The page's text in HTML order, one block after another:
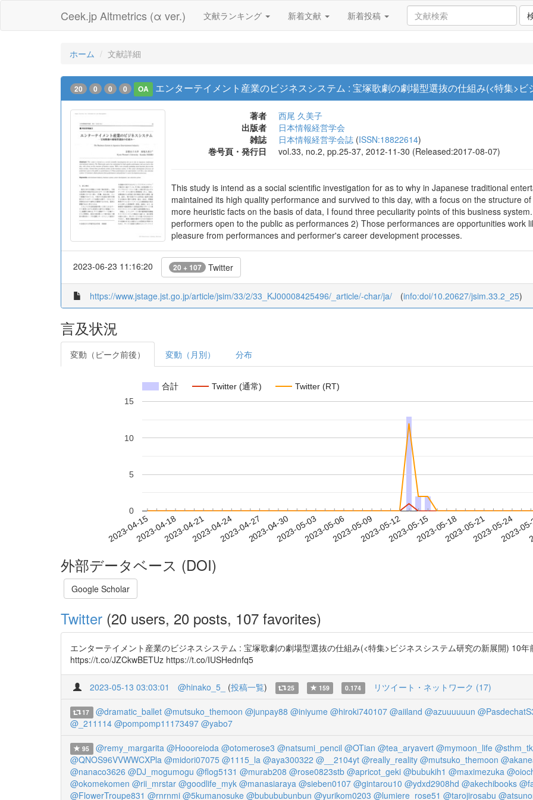
Ceek.jp Altmetrics (α ver.) 文献ランキング 新着文献 新着投稿
ホーム 文献詳細
20 0 0 0 OA エンターテイメント産業のビジネスシステム : 宝塚歌劇の劇場型選抜の仕組み(<特集>
著者
西尾 久美子
出版者
日本情報経営学会
雑誌
日本情報経営学会誌 (ISSN:18822614)
巻号頁・発行日
vol.33, no.2, pp.25-37, 2012-11-30 (Released:2017-08-07)
This study is intend as a social scientific investigation for as to why in Japanese traditional
maintained its high quality performance and survived to this day, with a focus on the structure
more heuristic facts on the basis of data, I found three peculiarity points of this business
performers open to the public as performances 2) Those performances are opportunities work
pleasure from performances and performer's career development processes.
2023-06-23 11:16:20 20 + 107 Twitter
https://www.jstage.jst.go.jp/article/jsim/33/2/33_KJ00008425496/_article/-char/ja/ (info:doi/10.20627/jsim.33.2_25)
言及状況
変動（ピーク前後） 変動（月別） 分布
合計 Twitter (通常) Twitter (RT)
2023-04-152023-04-182023-04-212023-04-242023-04-272023-04-302023-05-032023-05-062023-05-092023-05-122023-05-152023-05-182023-05-212023-05-24
2023-
0
5
10
15
外部データベース (DOI)
Google Scholar
Twitter (20 users, 20 posts, 107 favorites)
エンターテイメント産業のビジネスシステム : 宝塚歌劇の劇場型選抜の仕組み(<特集>ビジネスシステム研究の新展開) 10年
https://t.co/JZCkwBETUz https://t.co/IUSHednfq5
2023-05-13 03:03:01 @hinako_5_ (投稿一覧) 25 159 0.174 リツイート・ネットワーク (17)
17 @dramatic_ballet @mutsuko_themoon @junpay88 @iniyume @hiroki740107 @aiiland @azuuuuuun
@_211114 @pompomp11173497 @yabo7
95 @remy_margarita @Hoooreioda @otomerose3 @natsumi_pencil @OTian @tea_aryavert @mymoon_life
@QNOS96VVWWCXPla @midori07075 @1115_la @aya300322 @__2104yt @really_reality @mutsuko_themoon
@nanaco3626 @DJ_mogumogu @flog5131 @murab208 @rose0823stb @apricot_geki @bubukih1 @maximezuka
@okomekomen @rii_mrstar @goodlife_myk @manasiaraya @sieben0107 @gintarou10 @ydxd2908hd @akechibooks
@FlowerTroupe831 @rnrnmi @5kumanosuke @bubububunbun @yurikom0203 @lumiere_rose51 @tarojirosabu